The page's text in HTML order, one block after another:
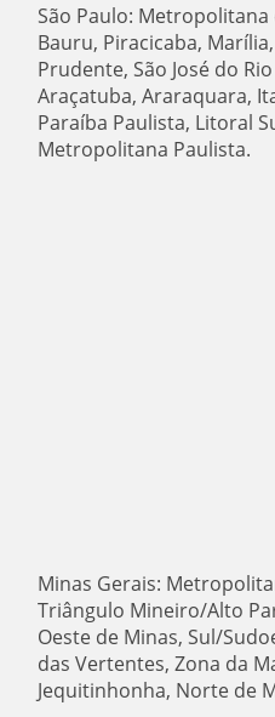
São Paulo: Metropolitana
Bauru, Piracicaba,
Prudente, São José do
Araçatuba, Araraquara,
Paraíba Paulista, Litoral
Metropolitana Paulista.
Minas Gerais:
Triângulo Mineiro/Alto
Oeste de Minas, Sul/
das Vertentes, Zona da
Jequitinhonha, Norte de